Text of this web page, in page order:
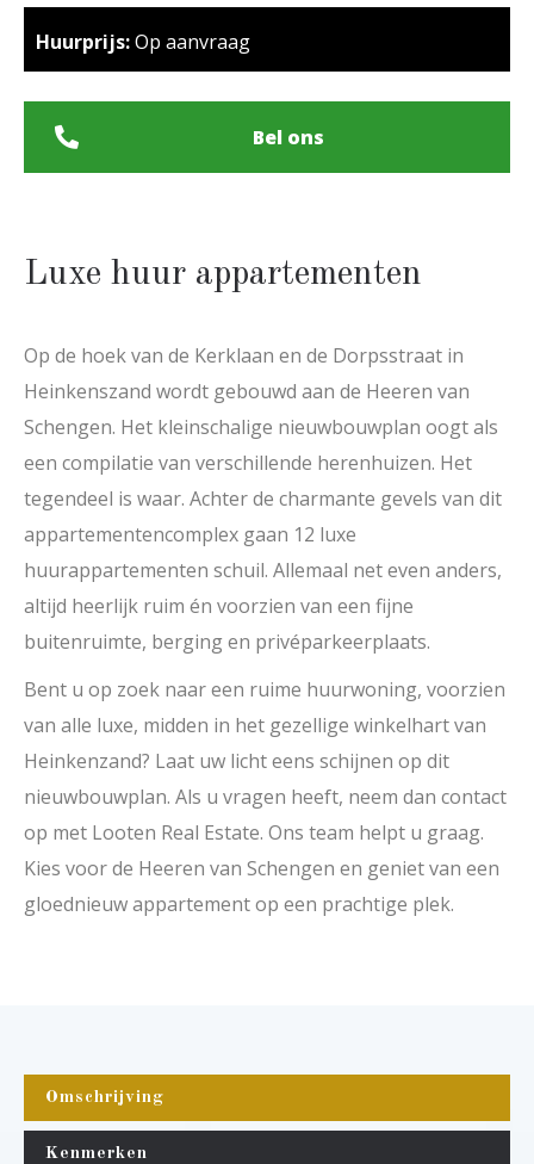
Huurprijs:Op aanvraag
Bel ons
Luxe huur appartementen
Op de hoek van de Kerklaan en de Dorpsstraat in
Heinkenszand wordt gebouwd aan de Heeren van
Schengen. Het kleinschalige nieuwbouwplan oogt als
een compilatie van verschillende herenhuizen. Het
tegendeel is waar. Achter de charmante gevels van dit
appartementencomplex gaan 12 luxe
huurappartementen schuil. Allemaal net even anders,
altijd heerlijk ruim én voorzien van een fijne
buitenruimte, berging en privéparkeerplaats.
Bent u op zoek naar een ruime huurwoning, voorzien
van alle luxe, midden in het gezellige winkelhart van
Heinkenzand? Laat uw licht eens schijnen op dit
nieuwbouwplan. Als u vragen heeft, neem dan contact
op met Looten Real Estate. Ons team helpt u graag.
Kies voor de Heeren van Schengen en geniet van een
gloednieuw appartement op een prachtige plek.
Omschrijving
Kenmerken